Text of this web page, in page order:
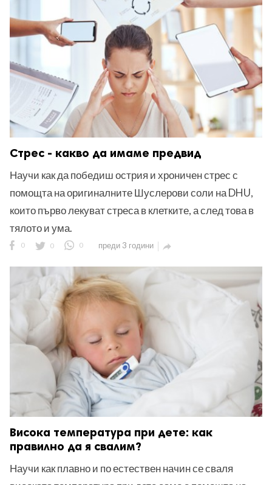
Стрес - какво да имаме предвид
Научи как да победиш острия и хроничен стрес с
помощта на оригиналните Шуслерови соли на DHU,
които първо лекуват стреса в клетките, а след това в
тялото и ума.
0 0 0 преди 3 години 
Висока температура при дете: как
правилно да я свалим?
Научи как плавно и по естествен начин се сваля